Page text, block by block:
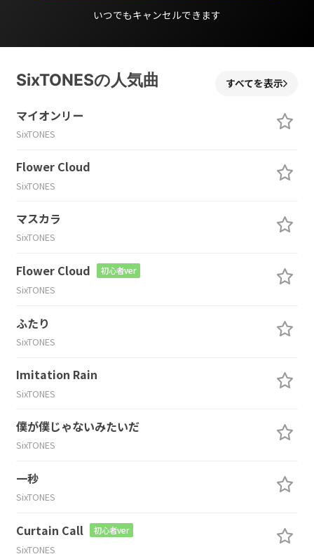
いつでもキャンセルできます
SixTONESの人気曲 すべてを表示
マイオンリー
SixTONES
Flower Cloud
SixTONES
マスカラ
SixTONES
Flower Cloud 初心者ver
SixTONES
ふたり
SixTONES
Imitation Rain
SixTONES
僕が僕じゃないみたいだ
SixTONES
一秒
SixTONES
Curtain Call 初心者ver
SixTONES